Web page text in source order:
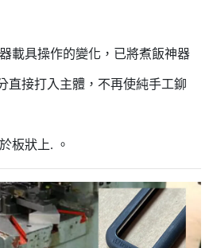
載具操作的變化，已將煮飯神器
直接打入主體，不再使純手工鉚
板狀上. 。